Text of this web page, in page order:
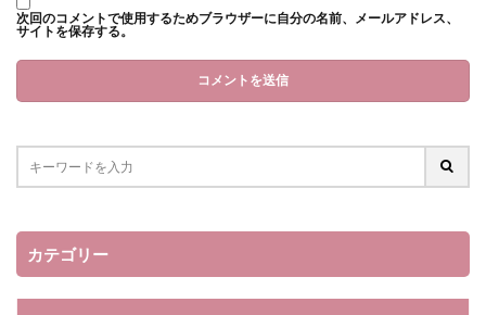
次回のコメントで使用するためブラウザーに自分の名前、メールアドレス、
サイトを保存する。
カテゴリー